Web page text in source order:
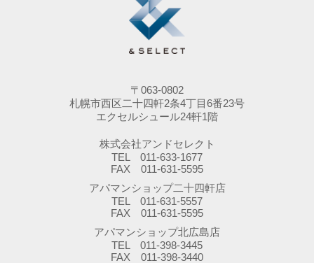
〒063-0802
札幌市西区二十四軒2条4丁目6番23号
エクセルシュール24軒1階
株式会社アンドセレクト
TEL 011-633-1677
FAX 011-631-5595
アパマンショップ二十四軒店
TEL 011-631-5557
FAX 011-631-5595
アパマンショップ北広島店
TEL 011-398-3445
FAX 011-398-3440